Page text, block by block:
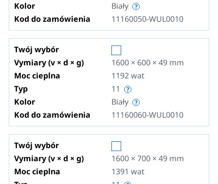
Kolor
Biały
Kod do zamówienia
11160050-WUL0010
Twój wybór
Vymiary (v × d × g)
1600 × 600 × 49 mm
Moc cieplna
1192wat
Typ
11
Kolor
Biały
Kod do zamówienia
11160060-WUL0010
Twój wybór
Vymiary (v × d × g)
1600 × 700 × 49 mm
Moc cieplna
1391 wat